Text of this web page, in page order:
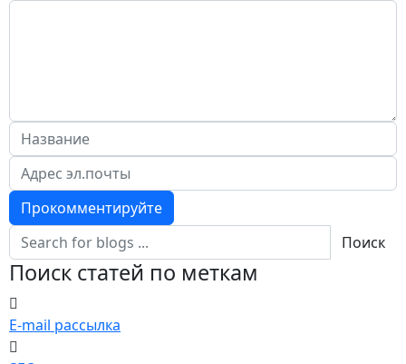
Прокомментируйте
Поиск
Поиск статей по меткам
E-mail рассылка